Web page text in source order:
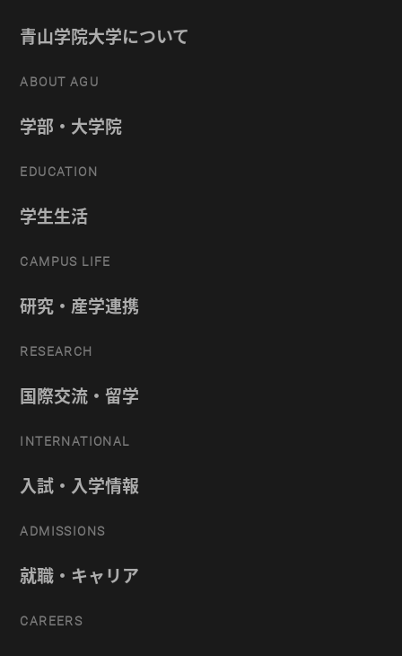
青山学院大学について
ABOUT AGU
学部・大学院
EDUCATION
学生生活
CAMPUS LIFE
研究・産学連携
RESEARCH
国際交流・留学
INTERNATIONAL
入試・入学情報
ADMISSIONS
就職・キャリア
CAREERS